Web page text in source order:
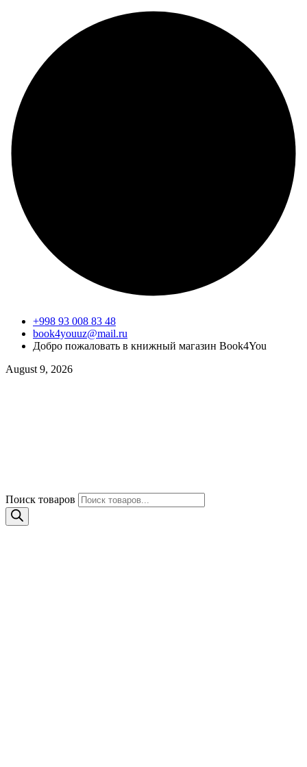
+998 93 008 83 48
book4youuz@mail.ru
Добро пожаловать в книжный магазин Book4You
August 9, 2026
Поиск товаров